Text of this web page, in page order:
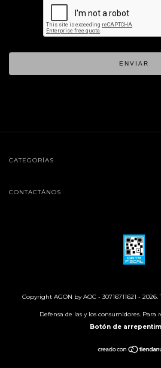
ENVIAR
CATEGORÍAS
CONTACTÁNOS
Copyright AGON by AOC - 30716711621 - 2026.
Defensa de las y los consumidores. Para
Botón de